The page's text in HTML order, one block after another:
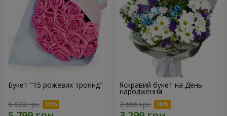
Букет "15 рожевих троянд"
6 822 грн
Яскравий букет на День
народження
3 666 грн